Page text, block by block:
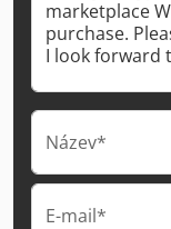
Název*
E-mail*